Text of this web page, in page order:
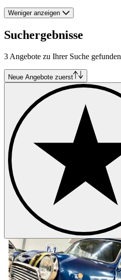
Weniger anzeigen
Suchergebnisse
3 Angebote zu Ihrer Suche gefunden
Neue Angebote zuerst